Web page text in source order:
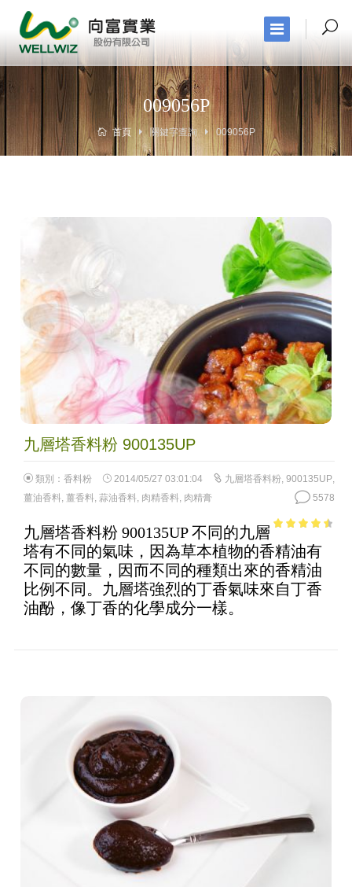
009056P
首頁 關鍵字查詢 009056P
九層塔香料粉 900135UP
類別： 香料粉 2014/05/27 03:01:04 九層塔香料粉, 900135UP,
薑油香料, 薑香料, 蒜油香料, 肉精香料, 肉精膏 5578
of 5
九層塔香料粉 900135UP 不同的九層
塔有不同的氣味，因為草本植物的香精油有
不同的數量，因而不同的種類出來的香精油
比例不同。九層塔強烈的丁香氣味來自丁香
油酚，像丁香的化學成分一樣。